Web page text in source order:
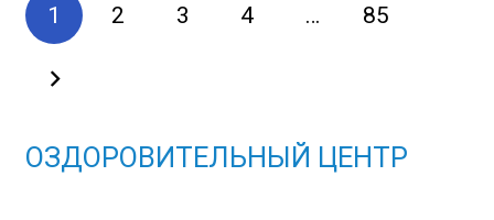
1 2 3 4 … 85
ОЗДОРОВИТЕЛЬНЫЙ ЦЕНТР